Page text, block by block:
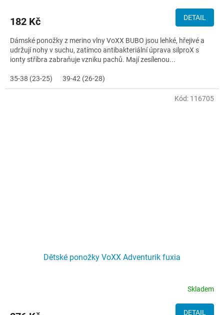
182 Kč DETAIL
Dámské ponožky z merino vlny VoXX BUBO jsou lehké, hřejivé a
udržují nohy v suchu, zatímco antibakteriální úprava silproX s
ionty stříbra zabraňuje vzniku pachů. Mají zesílenou...
35-38 (23-25) 39-42 (26-28)
Dětské ponožky VoXX Adventurik fuxia
Skladem
DETAIL
Kód: 116705